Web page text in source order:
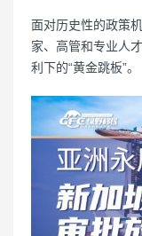
面对历史性的政策
家、高管和专业人
利下的“黄金跳板”。